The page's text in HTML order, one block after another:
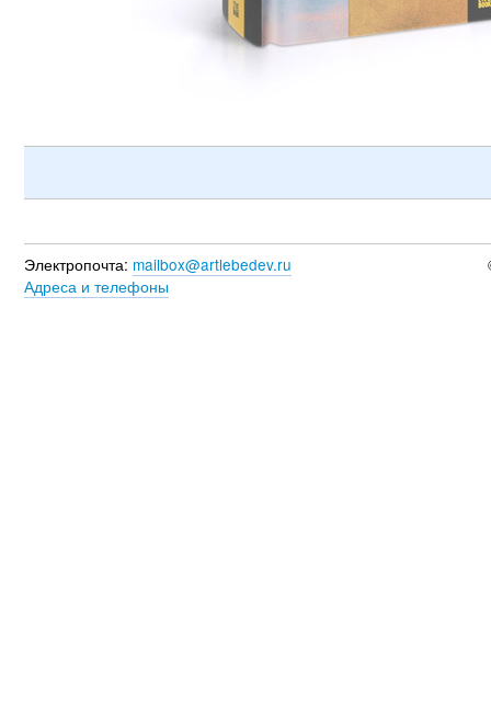
Электропочта: mailbox@artlebedev.ru
Адреса и телефоны